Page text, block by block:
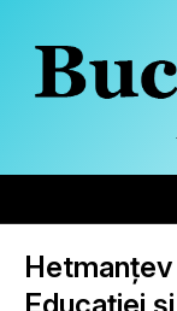
Educației